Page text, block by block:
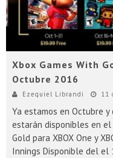
Xbox Games With
Octubre 2016
Ezequiel Librandi 11
Ya estamos en Octubre
estarán disponibles en el
Gold para XBOX One y
Innings Disponible del el